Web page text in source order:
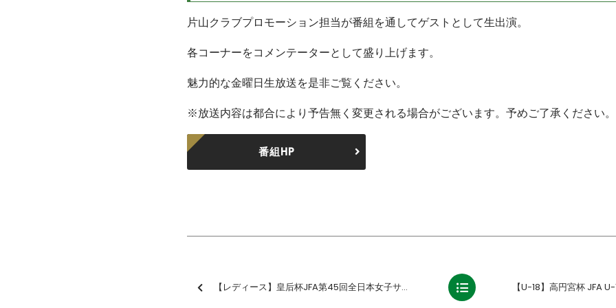
片山クラブプロモーション担当が番組を通してゲストとして生出演。
各コーナーをコメンテーターとして盛り上げます。
魅力的な金曜日生放送を是非ご覧ください。
※放送内容は都合により予告無く変更される場合がございます。予めご了承ください。
番組HP
【レディース】皇后杯JFA第45回全日本女子サッカー選手権長野県大会 1回戦 結果のお知らせ